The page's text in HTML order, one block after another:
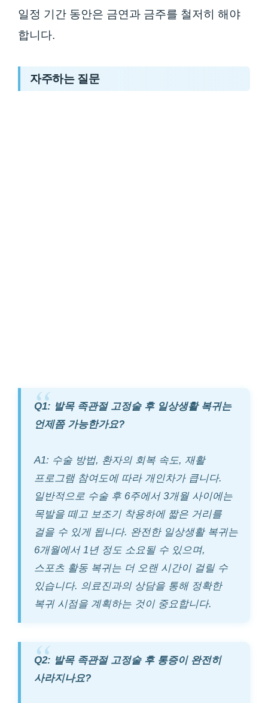
일정 기간 동안은 금연과 금주를 철저히 해야
합니다.
자주하는 질문
Q1: 발목 족관절 고정술 후 일상생활 복귀는
언제쯤 가능한가요?
A1: 수술 방법, 환자의 회복 속도, 재활
프로그램 참여도에 따라 개인차가 큽니다.
일반적으로 수술 후 6주에서 3개월 사이에는
목발을 떼고 보조기 착용하에 짧은 거리를
걸을 수 있게 됩니다. 완전한 일상생활 복귀는
6개월에서 1년 정도 소요될 수 있으며,
스포츠 활동 복귀는 더 오랜 시간이 걸릴 수
있습니다. 의료진과의 상담을 통해 정확한
복귀 시점을 계획하는 것이 중요합니다.
Q2: 발목 족관절 고정술 후 통증이 완전히
사라지나요?